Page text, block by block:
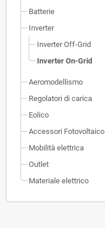
Batterie
Inverter
Inverter Off-Grid
Inverter On-Grid
Aeromodellismo
Regolatori di carica
Eolico
Accessori Fotovoltaico
Mobilità elettrica
Outlet
Materiale elettrico